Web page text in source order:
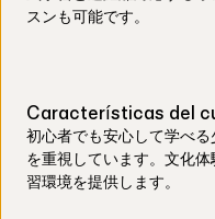
スンも可能です。
Características del
初心者でも安心して学べ
を重視しています。文化
習環境を提供します。